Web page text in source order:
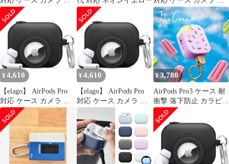
ザイン カラビナ 付 シ
リコン カバー AirTag
収納 可 紛失防止 シリ
コンケース 耐衝撃 落下
防止 ケースカバー [
Apple AirPodsP [ブラッ
ク] [AirPods Pro]
ザイン カラビナ 付 シ
リコン カバー AirTag
収納 可 紛失防止 シリ
コンケース 耐衝撃 落下
防止 ケースカバー [
Apple AirPodsP [ブラッ
ク] [AirPods Pro]
¥ 4,610
【elago】 AirPods Pro
対応 ケース カメラ デ
ザイン カラビナ 付 シ
リコン カバー AirTag
収納 可 紛失防止 シリ
コンケース 耐衝撃 落下
防止 ケースカバー [
Apple AirPodsP [ブラッ
¥ 4,610
【elago】 AirPods Pro
対応 ケース カメラ デ
リコン カバー AirTag
収納 可 紛失防止 シリ
コンケース 耐衝撃 落下
防止 ケースカバー [
Apple AirPodsP [ブラッ
¥3,780
AirPods Pro3 ケース 耐
衝撃 落下防止 カラビナ
付 おしゃれ 可愛い カ
バー シンプル かわいい
AirPods Pro 3 エアポッ
ツプロ 第3世代 対応
elago ICE CREAM